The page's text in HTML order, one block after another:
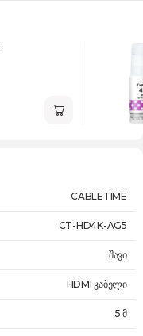
CABLETIME
CT-HD4K-AG5
შავი
HDMI კაბელი
5 მ